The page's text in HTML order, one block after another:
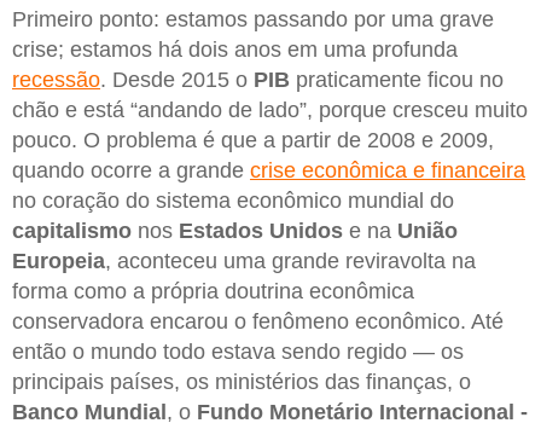
Primeiro ponto: estamos passando por uma grave
crise; estamos há dois anos em uma profunda
recessão. Desde 2015 o PIB praticamente ficou no
chão e está “andando de lado”, porque cresceu muito
pouco. O problema é que a partir de 2008 e 2009,
quando ocorre a grande crise econômica e financeira
no coração do sistema econômico mundial do
capitalismo nos Estados Unidos e na União
Europeia, aconteceu uma grande reviravolta na
forma como a própria doutrina econômica
conservadora encarou o fenômeno econômico. Até
então o mundo todo estava sendo regido — os
principais países, os ministérios das finanças, o
Banco Mundial , o Fundo Monetário Internacional -